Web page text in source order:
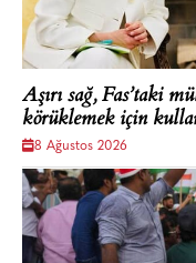
Aşırı sağ, Fas’taki
körüklemek için
8 Ağustos 2026